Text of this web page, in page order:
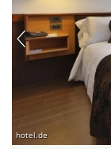
hotel.de